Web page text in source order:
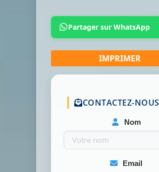
Partager sur WhatsApp
CONTACTEZ-NOUS
Nom
Email